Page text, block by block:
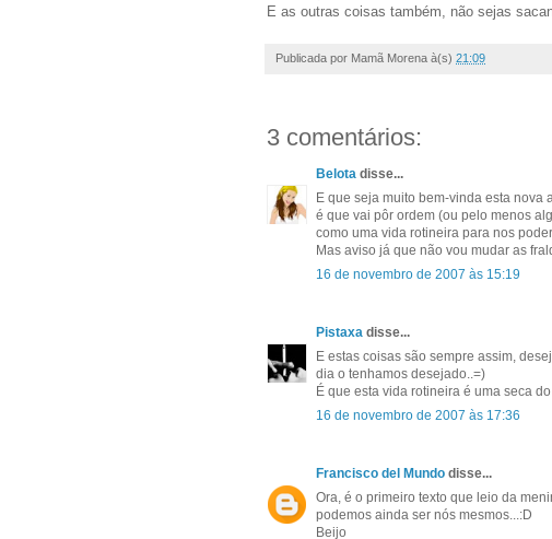
E as outras coisas também, não sejas
Publicada por Mamã Morena à(s) 21:09
3 comentários:
Belota disse...
E que seja muito bem-vinda esta nova
é que vai pôr ordem (ou pelo menos
como uma vida rotineira para nos
Mas aviso já que não vou mudar as
16 de novembro de 2007 às 15:19
Pistaxa disse...
E estas coisas são sempre assim,
dia o tenhamos desejado..=)
É que esta vida rotineira é uma seca
16 de novembro de 2007 às 17:36
Francisco del Mundo disse...
Ora, é o primeiro texto que leio da
podemos ainda ser nós mesmos...:D
Beijo